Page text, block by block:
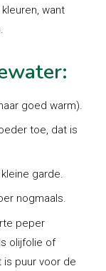
want
goed warm).
toe, dat is
garde.
nogmaals.
peper
olijfolie of
is puur voor de